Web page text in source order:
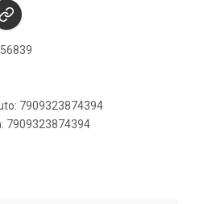
7909323874394
7909323874394